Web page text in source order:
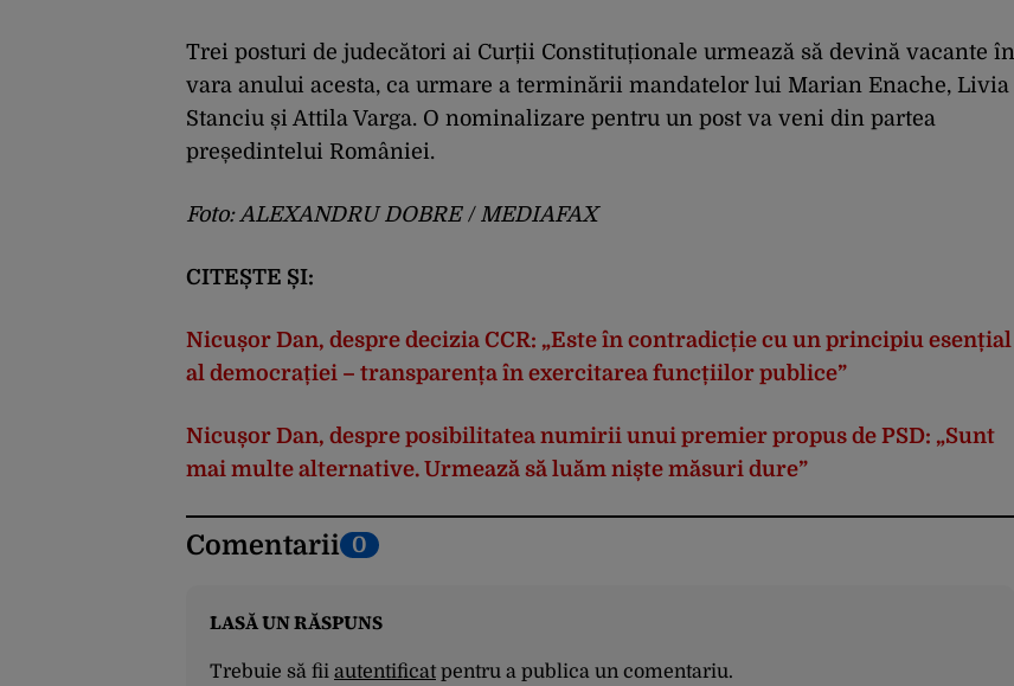
Trei posturi de judecători ai Curții Constituționale urmează să devină vacante în
vara anului acesta, ca urmare a terminării mandatelor lui Marian Enache, Livia
Stanciu și Attila Varga. O nominalizare pentru un post va veni din partea
președintelui României.
Foto: ALEXANDRU DOBRE / MEDIAFAX
CITEȘTE ȘI:
Nicușor Dan, despre decizia CCR: „Este în contradicție cu un principiu esențial
al democrației – transparența în exercitarea funcțiilor publice”
Nicușor Dan, despre posibilitatea numirii unui premier propus de PSD: „Sunt
mai multe alternative. Urmează să luăm niște măsuri dure”
Comentarii 0
LASĂ UN RĂSPUNS
Trebuie să fii autentificatpentru a publica un comentariu.